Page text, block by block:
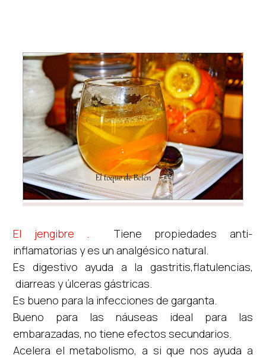
El jengibre .
Tiene propiedades anti-
inflamatorias y es un analgésico natural.
Es digestivo ayuda a la gastritis,flatulencias,
diarreas y úlceras gástricas.
Es bueno para la infecciones de garganta.
Bueno para las náuseas ideal para las
embarazadas, no tiene efectos secundarios.
Acelera el metabolismo, a si que nos ayuda a